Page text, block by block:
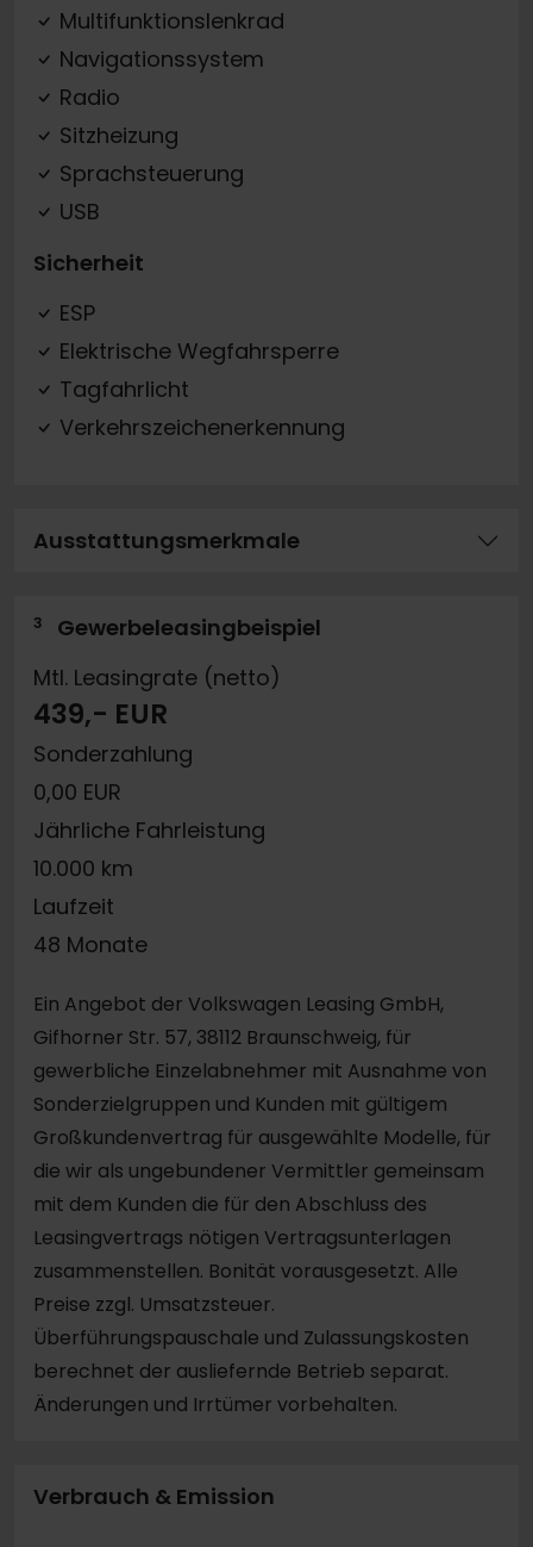
Multifunktionslenkrad
Navigationssystem
Radio
Sitzheizung
Sprachsteuerung
USB
Sicherheit
ESP
Elektrische Wegfahrsperre
Tagfahrlicht
Verkehrszeichenerkennung
Ausstattungsmerkmale
3
Gewerbeleasingbeispiel
Mtl. Leasingrate (netto)
439,- EUR
Sonderzahlung
0,00 EUR
Jährliche Fahrleistung
10.000 km
Laufzeit
48 Monate
Ein Angebot der Volkswagen Leasing GmbH,
Gifhorner Str. 57, 38112 Braunschweig, für
gewerbliche Einzelabnehmer mit Ausnahme von
Sonderzielgruppen und Kunden mit gültigem
Großkundenvertrag für ausgewählte Modelle, für
die wir als ungebundener Vermittler gemeinsam
mit dem Kunden die für den Abschluss des
Leasingvertrags nötigen Vertragsunterlagen
zusammenstellen. Bonität vorausgesetzt. Alle
Preise zzgl. Umsatzsteuer.
Überführungspauschale und Zulassungskosten
berechnet der ausliefernde Betrieb separat.
Änderungen und Irrtümer vorbehalten.
Verbrauch & Emission